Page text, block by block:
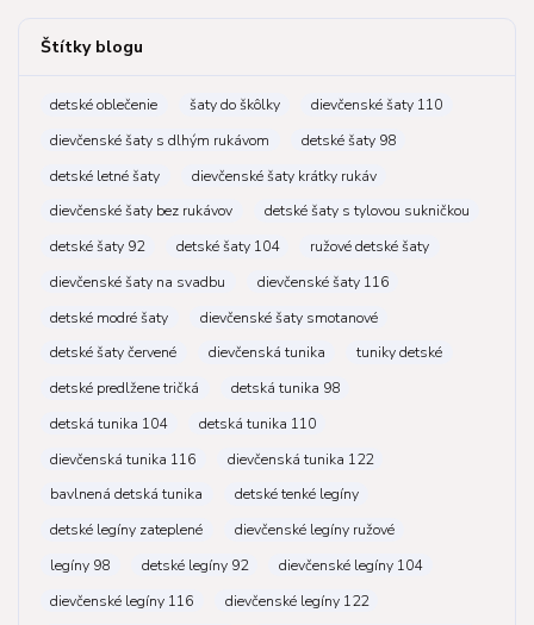
Štítky blogu
detské oblečenie šaty do škôlky
dievčenské šaty 110
dievčenské šaty s dlhým rukávom
detské šaty 98
detské letné šaty
dievčenské šaty krátky rukáv
dievčenské šaty bez rukávov
detské šaty s tylovou sukničkou
detské šaty 92
detské šaty 104
ružové detské šaty
dievčenské šaty na svadbu
dievčenské šaty 116
detské modré šaty
dievčenské šaty smotanové
detské šaty červené
dievčenská tunika
tuniky detské
detské predlžene tričká
detská tunika 98
detská tunika 104
detská tunika 110
dievčenská tunika 116
dievčenská tunika 122
bavlnená detská tunika
detské tenké legíny
detské legíny zateplené
dievčenské legíny ružové
legíny 98
detské legíny 92
dievčenské legíny 104
dievčenské legíny 116
dievčenské legíny 122